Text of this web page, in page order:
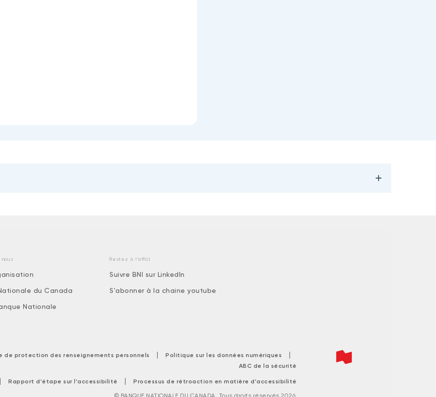
du Canada
Nationale
Restez à l'affût
Suivre BNI sur LinkedIn
S'abonner à la chaine youtube
de protection des renseignements personnels | Politique sur les données numériques |
ABC de la sécurité
Rapport d'étape sur l'accessibilité | Processus de rétroaction en matière d'accessibilité
© BANQUE NATIONALE DU CANADA. Tous droits réservés 2026.